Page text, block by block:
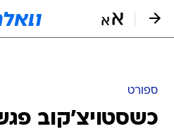
ספורט
כשסטויצ'קוב